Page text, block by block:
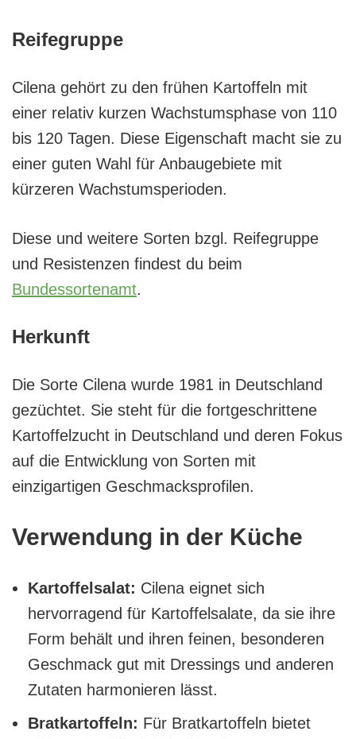
Reifegruppe
Cilena gehört zu den frühen Kartoffeln mit
einer relativ kurzen Wachstumsphase von 110
bis 120 Tagen. Diese Eigenschaft macht sie zu
einer guten Wahl für Anbaugebiete mit
kürzeren Wachstumsperioden.
Diese und weitere Sorten bzgl. Reifegruppe
und Resistenzen findest du beim
Bundessortenamt.
Herkunft
Die Sorte Cilena wurde 1981 in Deutschland
gezüchtet. Sie steht für die fortgeschrittene
Kartoffelzucht in Deutschland und deren Fokus
auf die Entwicklung von Sorten mit
einzigartigen Geschmacksprofilen.
Verwendung in der Küche
Kartoffelsalat: Cilena eignet sich
hervorragend für Kartoffelsalate, da sie ihre
Form behält und ihren feinen, besonderen
Geschmack gut mit Dressings und anderen
Zutaten harmonieren lässt.
Bratkartoffeln: Für Bratkartoffeln bietet